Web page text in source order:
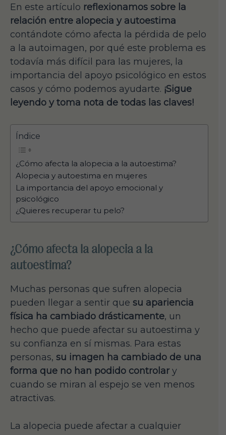
En este artículo reflexionamos sobre la
relación entre alopecia y autoestima
contándote cómo afecta la pérdida de pelo
a la autoimagen, por qué este problema es
todavía más difícil para las mujeres, la
importancia del apoyo psicológico en estos
casos y cómo podemos ayudarte. ¡Sigue
leyendo y toma nota de todas las claves!
Índice
¿Cómo afecta la alopecia a la autoestima?
Alopecia y autoestima en mujeres
La importancia del apoyo emocional y
psicológico
¿Quieres recuperar tu pelo?
¿Cómo afecta la alopecia a la
autoestima?
Muchas personas que sufren alopecia
pueden llegar a sentir que su apariencia
física ha cambiado drásticamente, un
hecho que puede afectar su autoestima y
su confianza en sí mismas. Para estas
personas, su imagen ha cambiado de una
forma que no han podido controlary
cuando se miran al espejo se ven menos
atractivas.
La alopecia puede afectar a cualquier